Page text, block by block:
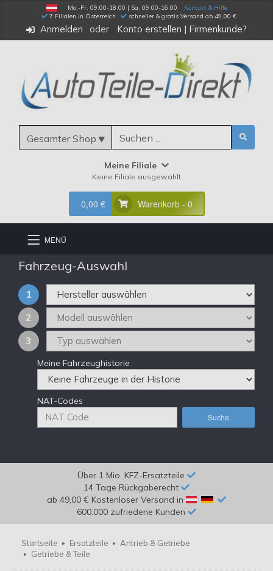
Mo.-Fr. 09:00-18:00 | Sa. 09:00-16:00
Kontakt & Hilfe
7 Filialen in Österreich
schneller & gratis Versand ab 49,00 €
Anmelden Konto erstellen | Firmenkunde?
Gesamter Shop
Meine Filiale
Keine Filiale ausgewählt
0,00 € Warenkorb - 0
MENÜ
Fahrzeug-Auswahl
1
2
3
Meine Fahrzeughistorie
NAT-Codes
Suche
Über 1 Mio. KFZ-Ersatzteile
14 Tage Rückgaberecht
ab 49,00 € Kostenloser Versand in
600.000 zufriedene Kunden
Startseite Ersatzteile
Antrieb & Getriebe
Getriebe & Teile